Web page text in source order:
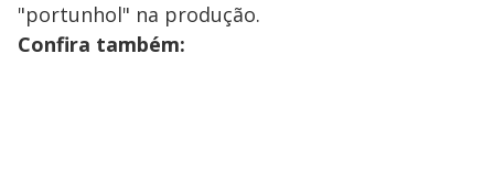
"portunhol" na produção.
Confira também: